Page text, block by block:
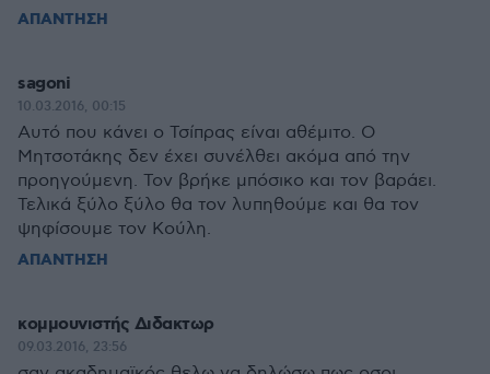
ΑΠΑΝΤΗΣΗ
sagoni
10.03.2016, 00:15
Αυτό που κάνει ο Τσίπρας είναι αθέμιτο. Ο
Μητσοτάκης δεν έχει συνέλθει ακόμα από την
προηγούμενη. Τον βρήκε μπόσικο και τον βαράει.
Τελικά ξύλο ξύλο θα τον λυπηθούμε και θα τον
ψηφίσουμε τον Κούλη.
ΑΠΑΝΤΗΣΗ
κομμουνιστής Διδακτωρ
09.03.2016, 23:56